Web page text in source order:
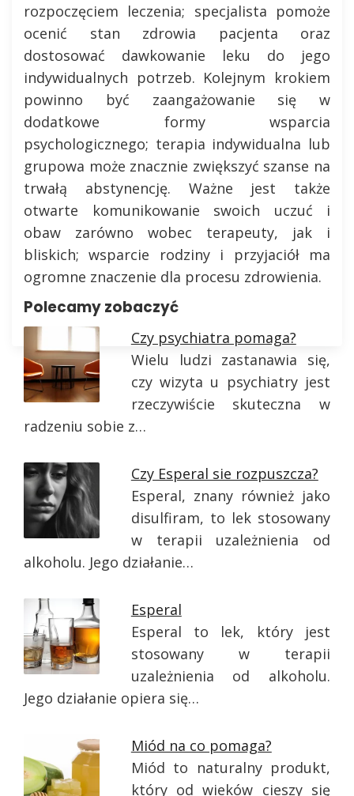
rozpoczęciem leczenia; specjalista pomoże
ocenić stan zdrowia pacjenta oraz
dostosować dawkowanie leku do jego
indywidualnych potrzeb. Kolejnym krokiem
powinno być zaangażowanie się w
dodatkowe formy wsparcia
psychologicznego; terapia indywidualna lub
grupowa może znacznie zwiększyć szanse na
trwałą abstynencję. Ważne jest także
otwarte komunikowanie swoich uczuć i
obaw zarówno wobec terapeuty, jak i
bliskich; wsparcie rodziny i przyjaciół ma
ogromne znaczenie dla procesu zdrowienia.
Polecamy zobaczyć
Czy psychiatra pomaga?
Wielu ludzi zastanawia się,
czy wizyta u psychiatry jest
rzeczywiście skuteczna w
radzeniu sobie z…
Czy Esperal sie rozpuszcza?
Esperal, znany również jako
disulfiram, to lek stosowany
w terapii uzależnienia od
alkoholu. Jego działanie…
Esperal
Esperal to lek, który jest
stosowany w terapii
uzależnienia od alkoholu.
Jego działanie opiera się…
Miód na co pomaga?
Miód to naturalny produkt,
który od wieków cieszy się